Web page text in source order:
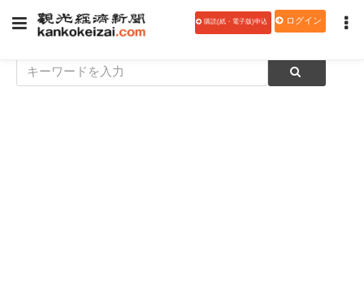
購読(紙・電子版)申込 ログイン